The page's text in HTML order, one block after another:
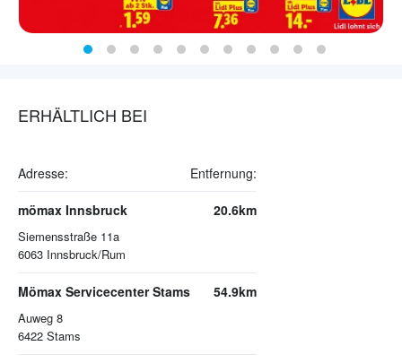
ERHÄLTLICH BEI
Adresse: Entfernung:
mömax Innsbruck
Siemensstraße 11a
6063 Innsbruck/Rum
20.6km
Mömax Servicecenter Stams
Auweg 8
6422 Stams
54.9km